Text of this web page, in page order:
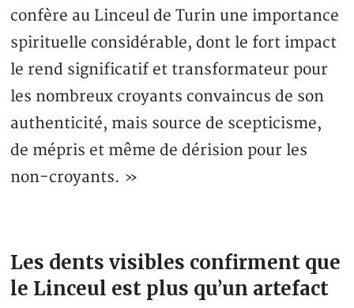
confère au Linceul de Turin une importance
spirituelle considérable, dont le fort impact
le rend significatif et transformateur pour
les nombreux croyants convaincus de son
authenticité, mais source de scepticisme,
de mépris et même de dérision pour les
non-croyants. »
Les dents visibles confirment que
le Linceul est plus qu’un artefact